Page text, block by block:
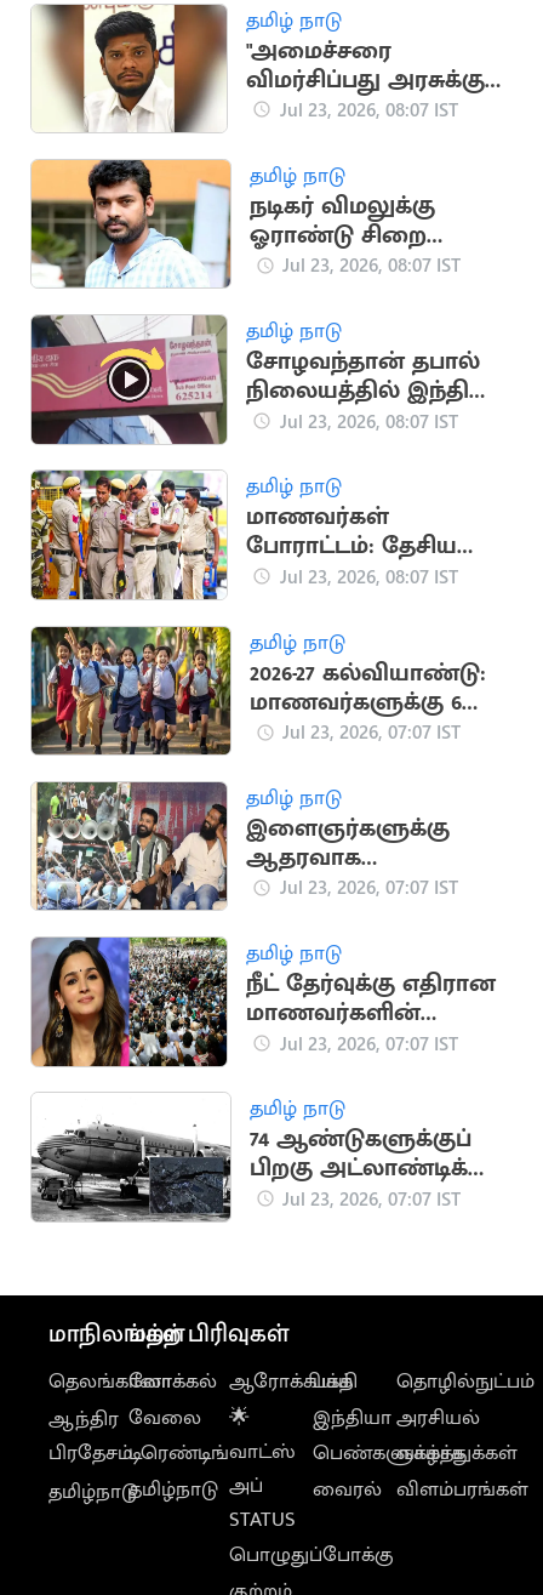
தமிழ் நாடு
"அமைச்சரை
விமர்சிப்பது அரசுக்கு
எதிரான குற்றமாகாது"
Jul 23, 2026, 08:07 IST
தமிழ் நாடு
நடிகர் விமலுக்கு
ஓராண்டு சிறை
தண்டனை
Jul 23, 2026, 08:07 IST
தமிழ் நாடு
சோழவந்தான் தபால்
நிலையத்தில் இந்தி
எழுத்துக்கள் அழிப்பு
Jul 23, 2026, 08:07 IST
தமிழ் நாடு
மாணவர்கள்
போராட்டம்: தேசிய
பாதுகாப்பு சட்டத்தை
ஆளுநர் அனுமதி
Jul 23, 2026, 08:07 IST
தமிழ் நாடு
2026-27 கல்வியாண்டு:
மாணவர்களுக்கு 6
தொடர் விடுமுறைகள்
Jul 23, 2026, 07:07 IST
தமிழ் நாடு
இளைஞர்களுக்கு
ஆதரவாக
போராட்டத்தில்
திரையுலகம்
Jul 23, 2026, 07:07 IST
தமிழ் நாடு
நீட் தேர்வுக்கு எதிரான
மாணவர்களின்
போராட்டத்திற்கு
ஆதரவு
Jul 23, 2026, 07:07 IST
தமிழ் நாடு
74 ஆண்டுகளுக்குப்
பிறகு அட்லாண்டிக்
கடலில் விமான
Jul 23, 2026, 07:07 IST
மாநிலங்கள்
தெலங்கானா
ஆந்திர
பிரதேசம்
தமிழ்நாடு
மற்ற பிரிவுகள்
லோக்கல்
வேலை
டிரெண்டிங்
தமிழ்நாடு
ஆரோக்கியம்
🌟
வாட்ஸ்
அப்
STATUS
பொழுதுப்போக்கு
பக்தி
இந்தியா
பெண்களுக்காக
வைரல்
தொழில்நுட்பம்
அரசியல்
வாழ்த்துக்கள்
விளம்பரங்கள்